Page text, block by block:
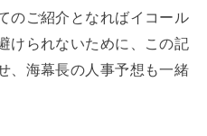
のご紹介となればイコール
けられないために、この記
、海幕長の人事予想も一緒